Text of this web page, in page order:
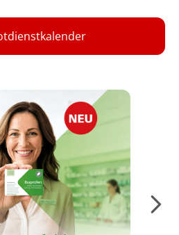
LINDA Eigenmarke:
der Apothekenmarke, der
vertrauen.
erfahren